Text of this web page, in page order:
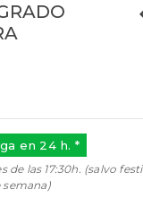
en 24 h. *
de las 17:30h. (salvo
semana)